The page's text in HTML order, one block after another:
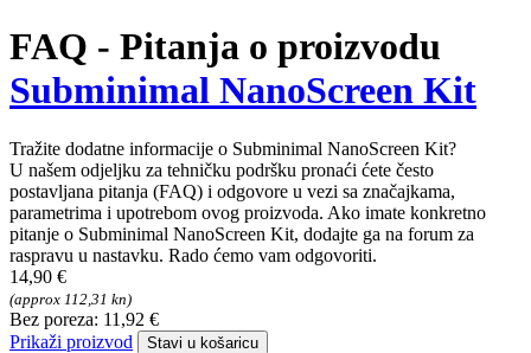
FAQ - Pitanja o proizvodu
Subminimal NanoScreen Kit
Tražite dodatne informacije o Subminimal NanoScreen Kit?
U našem odjeljku za tehničku podršku pronaći ćete često
postavljana pitanja (FAQ) i odgovore u vezi sa značajkama,
parametrima i upotrebom ovog proizvoda. Ako imate konkretno
pitanje o Subminimal NanoScreen Kit, dodajte ga na forum za
raspravu u nastavku. Rado ćemo vam odgovoriti.
14,90 €
(approx 112,31 kn)
Bez poreza: 11,92 €
Prikaži proizvod
Stavi u košaricu